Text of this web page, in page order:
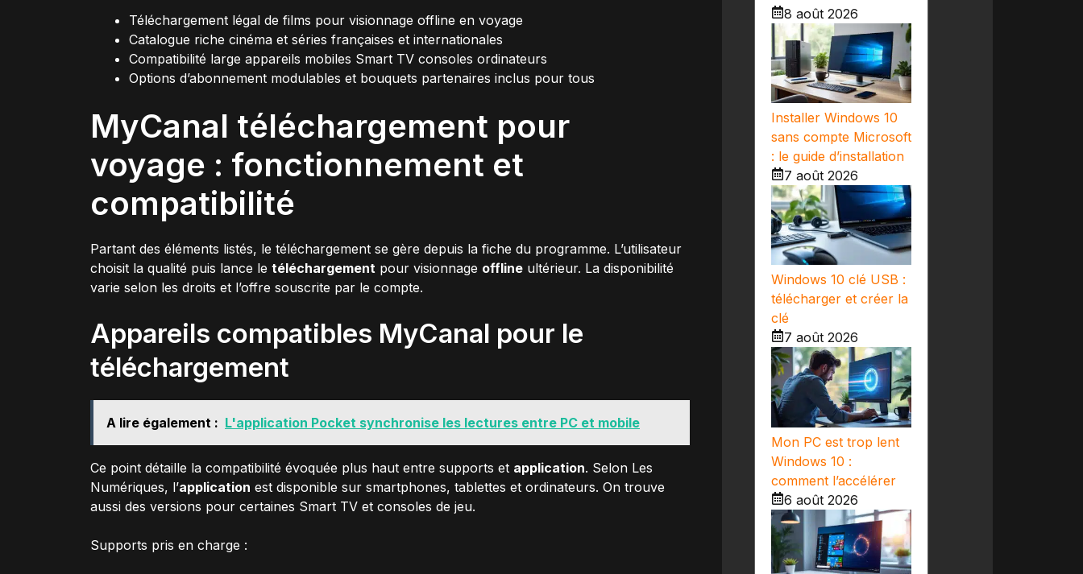
Téléchargement légal de films pour visionnage offline en voyage
Catalogue riche cinéma et séries françaises et internationales
Compatibilité large appareils mobiles Smart TV consoles ordinateurs
Options d’abonnement modulables et bouquets partenaires inclus pour tous
MyCanal téléchargement pour
voyage : fonctionnement et
compatibilité
Partant des éléments listés, le téléchargement se gère depuis la fiche du programme. L’utilisateur
choisit la qualité puis lance le téléchargement pour visionnage offline ultérieur. La disponibilité
varie selon les droits et l’offre souscrite par le compte.
Appareils compatibles MyCanal pour le
téléchargement
A lire également : L'application Pocket synchronise les lectures entre PC et mobile
Ce point détaille la compatibilité évoquée plus haut entre supports et application. Selon Les
Numériques, l’application est disponible sur smartphones, tablettes et ordinateurs. On trouve
aussi des versions pour certaines Smart TV et consoles de jeu.
Supports pris en charge :
8 août 2026
Installer Windows 10
sans compte Microsoft
: le guide d’installation
7 août 2026
Windows 10 clé USB :
télécharger et créer la
clé
7 août 2026
Mon PC est trop lent
Windows 10 :
comment l’accélérer
6 août 2026